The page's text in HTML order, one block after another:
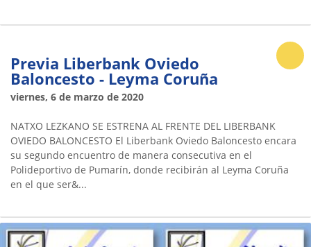
Previa Liberbank Oviedo
Baloncesto - Leyma Coruña
viernes, 6 de marzo de 2020
NATXO LEZKANO SE ESTRENA AL FRENTE DEL LIBERBANK
OVIEDO BALONCESTO El Liberbank Oviedo Baloncesto encara
su segundo encuentro de manera consecutiva en el
Polideportivo de Pumarín, donde recibirán al Leyma Coruña
en el que ser&...